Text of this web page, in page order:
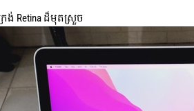
ក្រង់ Retina ដ៏មុតស្រួច